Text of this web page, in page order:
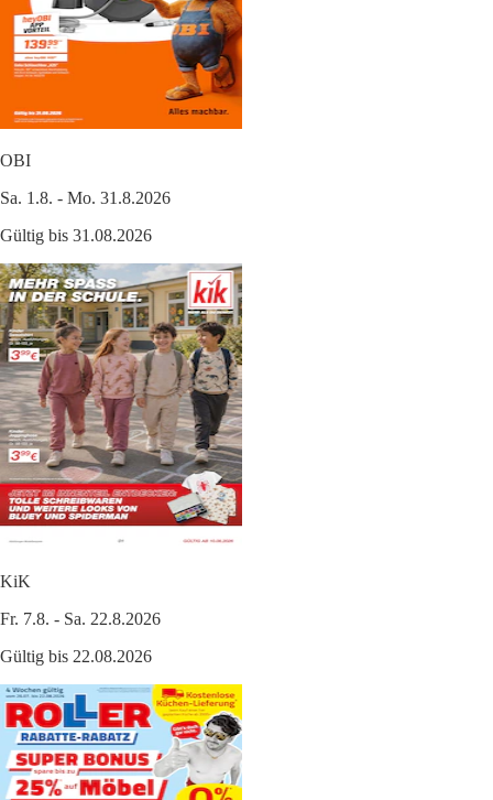
OBI
Sa. 1.8. - Mo. 31.8.2026
Gültig bis 31.08.2026
KiK
Fr. 7.8. - Sa. 22.8.2026
Gültig bis 22.08.2026